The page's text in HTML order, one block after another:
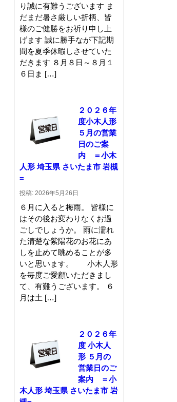
り誠に有難うございます ま
だまだ暑さ厳しい折柄、皆
様のご健勝をお祈り申し上
げます 誠に勝手なが下記期
間を夏季休暇しさせていた
だきます ８月８日～８月１
６日ま […]
２０２６年
度小木人形
５月の営業
日のご案
内 ＝小木
人形 埼玉県 さいたま市 岩槻
=
投稿: 2026年5月26日
６月に入ると梅雨。 皆様に
はその後お変わりなくお過
ごしでしょうか。 雨に濡れ
た清楚な紫陽花のお花にあ
しを止めて眺めることが多
いと思います。 小木人形
を毎度ご愛顧いただきまし
て、有難うございます。 ６
月は土 […]
２０２６年
度 小木人
形 ５月の
営業日のご
案内 ＝小
木人形 埼玉県 さいたま市 岩